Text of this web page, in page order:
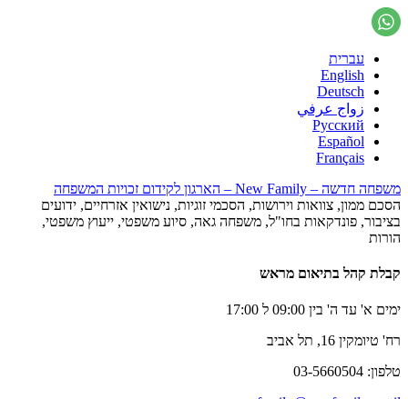
עברית
English
Deutsch
زواج عرفي
Русский
Español
Français
משפחה חדשה – New Family – הארגון לקידום זכויות המשפחה
הסכם ממון, צוואות וירושות, הסכמי זוגיות, נישואין אזרחיים, ידועים
בציבור, פונדקאות בחו"ל, משפחה גאה, סיוע משפטי, ייעוץ משפטי,
הורות
קבלת קהל בתיאום מראש
ימים א' עד ה' בין 09:00 ל 17:00
רח' טיומקין 16, תל אביב
טלפון: 03-5660504